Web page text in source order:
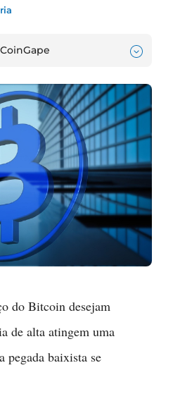
do Bitcoin desejam
de alta atingem uma
pegada baixista se